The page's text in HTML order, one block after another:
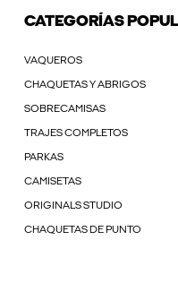
CATEGORÍAS
VAQUEROS
CHAQUETAS Y ABRIGOS
SOBRECAMISAS
TRAJES COMPLETOS
PARKAS
CAMISETAS
ORIGINALS STUDIO
CHAQUETAS DE PUNTO